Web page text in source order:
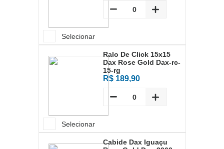
Selecionar
Ralo De Click 15x15
Dax Rose Gold Dax-rc-
15-rg
R$ 189,90
Selecionar
Cabide Dax Iguaçu